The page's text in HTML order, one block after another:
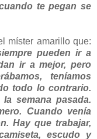
te pegan se
míster amarillo que:
pueden ir a
ir a mejor, pero
teníamos
todo lo contrario.
semana pasada.
Cuando venía
Hay que trabajar,
escudo y